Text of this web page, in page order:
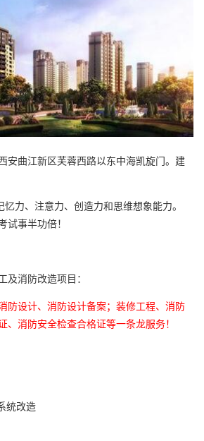
安曲江新区芙蓉西路以东中海凯旋门。建
力、注意力、创造力和思维想象能力。
试事半功倍！
及消防改造项目：
防设计、消防设计备案；装修工程、消防
、消防安全检查合格证等一条龙服务！
统改造